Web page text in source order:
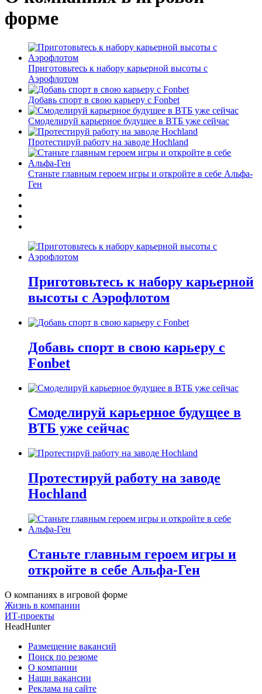
форме
Приготовьтесь к набору карьерной высоты с
Аэрофлотом
Добавь спорт в свою карьеру с Fonbet
Смоделируй карьерное будущее в ВТБ уже сейчас
Протестируй работу на заводе Hochland
Станьте главным героем игры и откройте в себе Альфа-
Ген
Приготовьтесь к набору карьерной
высоты с Аэрофлотом
Добавь спорт в свою карьеру с
Fonbet
Смоделируй карьерное будущее в
ВТБ уже сейчас
Протестируй работу на заводе
Hochland
Станьте главным героем игры и
откройте в себе Альфа-Ген
О компаниях в игровой форме
Жизнь в компании
ИТ-проекты
HeadHunter
Размещение вакансий
Поиск по резюме
О компании
Наши вакансии
Реклама на сайте